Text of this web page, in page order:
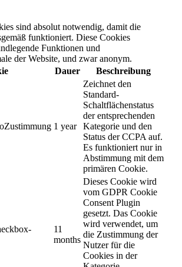
sind absolut notwendig, damit die
funktioniert. Diese Cookies
Funktionen und
der Website, und zwar anonym.
Dauer Beschreibung
1 year
Zeichnet den
Standard-
Schaltflächenstatus
der entsprechenden
Kategorie und den
Status der CCPA auf.
Es funktioniert nur in
Abstimmung mit dem
primären Cookie.
11
months
Dieses Cookie wird
vom GDPR Cookie
Consent Plugin
gesetzt. Das Cookie
wird verwendet, um
die Zustimmung der
Nutzer für die
Cookies in der